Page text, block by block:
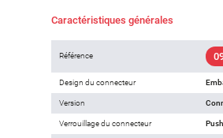
Caractéristiques générales
Référence
Design du connecteur
Version
Verrouillage du connecteur